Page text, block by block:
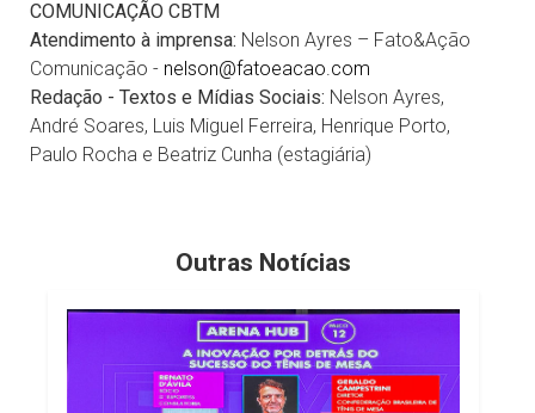
COMUNICAÇÃO CBTM
Atendimento à imprensa: Nelson Ayres – Fato&Ação
Comunicação - nelson@fatoeacao.com
Redação - Textos e Mídias Sociais: Nelson Ayres,
André Soares, Luis Miguel Ferreira, Henrique Porto,
Paulo Rocha e Beatriz Cunha (estagiária)
Outras Notícias